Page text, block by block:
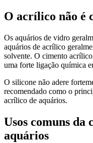
O acrílico não é
Os aquários de vidro
aquários de acrílico
solvente. O cimento
uma forte ligação química
O silicone não adere
recomendado como o
acrílico de aquários.
Usos comuns da
aquários